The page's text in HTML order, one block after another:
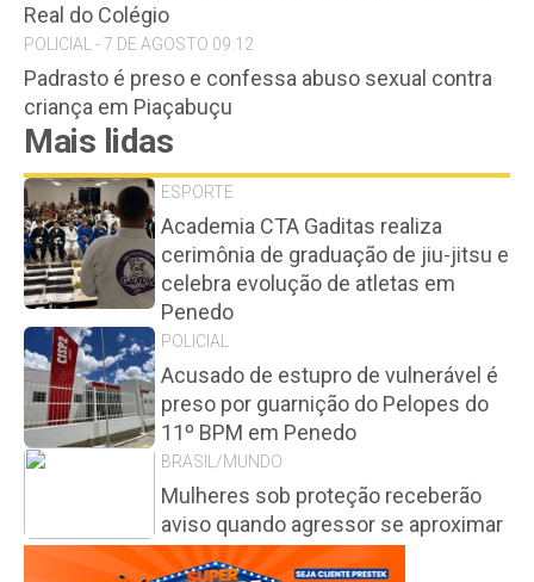
Real do Colégio
POLICIAL - 7 DE AGOSTO 09:12
Padrasto é preso e confessa abuso sexual contra
criança em Piaçabuçu
Mais lidas
ESPORTE
Academia CTA Gaditas realiza
cerimônia de graduação de jiu-jitsu e
celebra evolução de atletas em
Penedo
POLICIAL
Acusado de estupro de vulnerável é
preso por guarnição do Pelopes do
11º BPM em Penedo
BRASIL/MUNDO
Mulheres sob proteção receberão
aviso quando agressor se aproximar